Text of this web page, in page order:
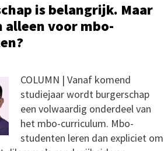
is belangrijk. Maar
alleen voor mbo-
COLUMN | Vanaf komend
studiejaar wordt burgerschap
een volwaardig onderdeel van
het mbo-curriculum. Mbo-
studenten leren dan expliciet om